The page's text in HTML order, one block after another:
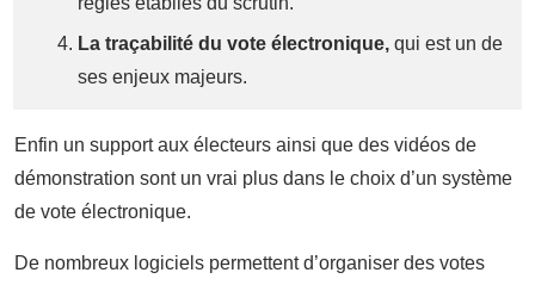
La traçabilité du vote électronique, qui est un de
ses enjeux majeurs.
Enfin un support aux électeurs ainsi que des vidéos de
démonstration sont un vrai plus dans le choix d’un système
de vote électronique.
De nombreux logiciels permettent d’organiser des votes